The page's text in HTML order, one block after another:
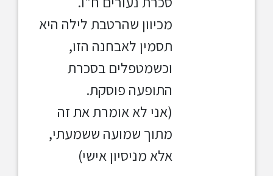
מכיוון שהרטבת לילה היא
תסמין לאבחנה הזו,
וכשמטפלים בסכרת
התופעה פוסקת.
(אני לא אומרת את זה
מתוך שמועה ששמעתי,
אלא מניסיון אישי)